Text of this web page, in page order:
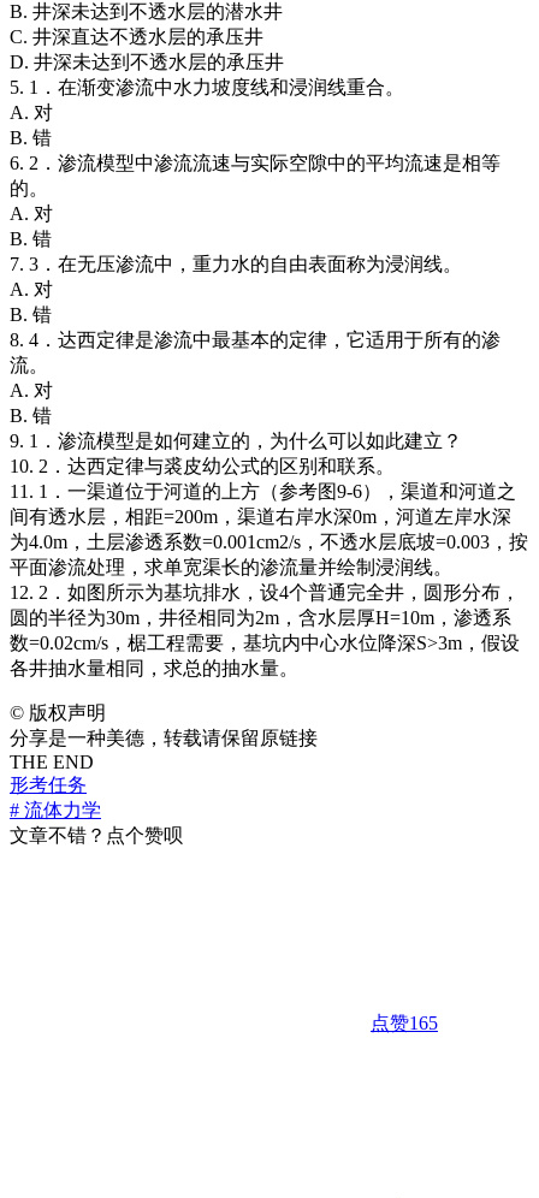
B. 井深未达到不透水层的潜水井
C. 井深直达不透水层的承压井
D. 井深未达到不透水层的承压井
5. 1．在渐变渗流中水力坡度线和浸润线重合。
A. 对
B. 错
6. 2．渗流模型中渗流流速与实际空隙中的平均流速是相等
的。
A. 对
B. 错
7. 3．在无压渗流中，重力水的自由表面称为浸润线。
A. 对
B. 错
8. 4．达西定律是渗流中最基本的定律，它适用于所有的渗
流。
A. 对
B. 错
9. 1．渗流模型是如何建立的，为什么可以如此建立？
10. 2．达西定律与裘皮幼公式的区别和联系。
11. 1．一渠道位于河道的上方（参考图9-6），渠道和河道之
间有透水层，相距=200m，渠道右岸水深0m，河道左岸水深
为4.0m，土层渗透系数=0.001cm2/s，不透水层底坡=0.003，按
平面渗流处理，求单宽渠长的渗流量并绘制浸润线。
12. 2．如图所示为基坑排水，设4个普通完全井，圆形分布，
圆的半径为30m，井径相同为2m，含水层厚H=10m，渗透系
数=0.02cm/s，椐工程需要，基坑内中心水位降深S>3m，假设
各井抽水量相同，求总的抽水量。
© 版权声明
分享是一种美德，转载请保留原链接
THE END
形考任务
# 流体力学
文章不错？点个赞呗
点赞165